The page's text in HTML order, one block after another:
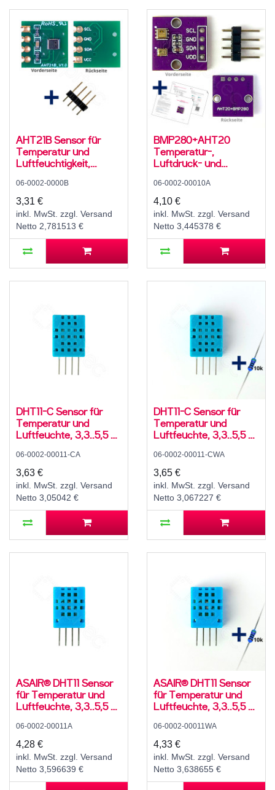
AHT21B Sensor für
Temperatur und
Luftfeuchtigkeit,
06-0002-0000B
3,31 €
inkl. MwSt. zzgl. Versand
Netto 2,781513 €
BMP280+AHT20
Temperatur-,
Luftdruck- und
2,8..5 V, I2C
06-0002-00010A
4,10 €
inkl. MwSt. zzgl. Versand
Netto 3,445378 €
DHT11-C Sensor für
Temperatur und
Luftfeuchte, 3,3..5,5 V,
± 3 °C
06-0002-00011-CA
3,63 €
inkl. MwSt. zzgl. Versand
Netto 3,05042 €
DHT11-C Sensor für
Temperatur und
Luftfeuchte, 3,3..5,5 V,
± 3 °C, mit 10K
Widerstand und
Anleitung
06-0002-00011-CWA
3,65 €
inkl. MwSt. zzgl. Versand
Netto 3,067227 €
ASAIR® DHT11 Sensor
für Temperatur und
Luftfeuchte, 3,3..5,5 V,
± 2 °C
06-0002-00011A
4,28 €
inkl. MwSt. zzgl. Versand
Netto 3,596639 €
ASAIR® DHT11 Sensor
für Temperatur und
Luftfeuchte, 3,3..5,5 V,
± 2 °C, mit 10K
Widerstand und
Anleitung
06-0002-00011WA
4,33 €
inkl. MwSt. zzgl. Versand
Netto 3,638655 €